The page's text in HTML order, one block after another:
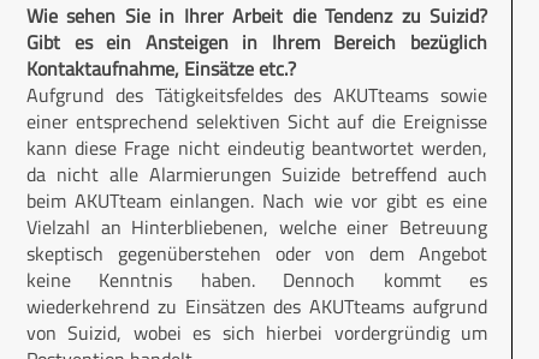
Wie sehen Sie in Ihrer Arbeit die Tendenz zu Suizid?
Gibt es ein Ansteigen in Ihrem Bereich bezüglich
Kontaktaufnahme, Einsätze etc.?
Aufgrund des Tätigkeitsfeldes des AKUTteams sowie
einer entsprechend selektiven Sicht auf die Ereignisse
kann diese Frage nicht eindeutig beantwortet werden,
da nicht alle Alarmierungen Suizide betreffend auch
beim AKUTteam einlangen. Nach wie vor gibt es eine
Vielzahl an Hinterbliebenen, welche einer Betreuung
skeptisch gegenüberstehen oder von dem Angebot
keine Kenntnis haben. Dennoch kommt es
wiederkehrend zu Einsätzen des AKUTteams aufgrund
von Suizid, wobei es sich hierbei vordergründig um